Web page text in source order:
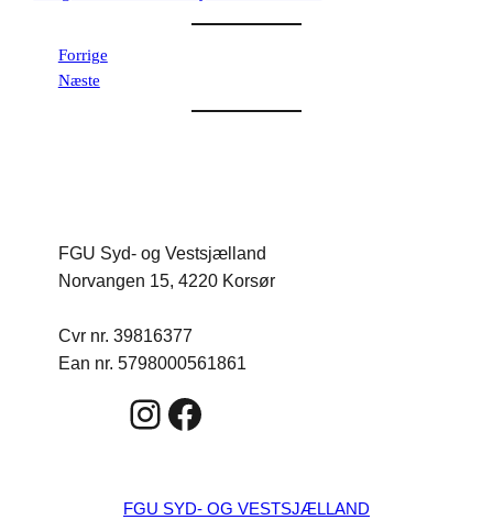
Forrige
Næste
FGU Syd- og Vestsjælland
Norvangen 15, 4220 Korsør
Cvr nr. 39816377
Ean nr. 5798000561861
Instagram Facebook
FGU SYD- OG VESTSJÆLLAND